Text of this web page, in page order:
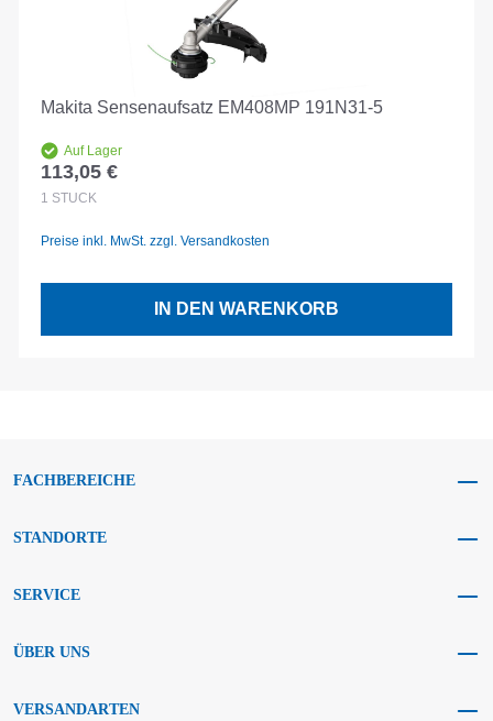
Makita Sensenaufsatz EM408MP 191N31-5
Auf Lager
Regulärer Preis:
113,05 €
1 STÜCK
Preise inkl. MwSt. zzgl. Versandkosten
IN DEN WARENKORB
FACHBEREICHE
STANDORTE
SERVICE
ÜBER UNS
VERSANDARTEN